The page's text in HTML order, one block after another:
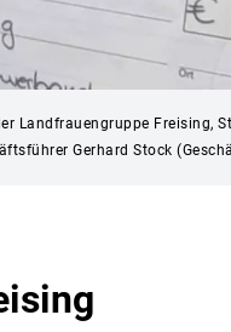
Landfrauengruppe Freising,
Gerhard Stock